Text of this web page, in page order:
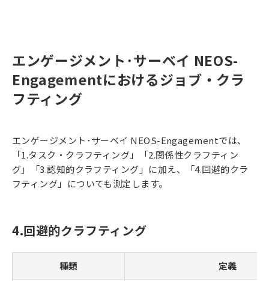
エンゲージメント･サーベイ NEOS-
Engagementにおけるジョブ・クラ
フティング
エンゲージメント･サーベイ NEOS-Engagementでは、
「1.タスク・クラフティング」「2.関係性クラフティン
グ」「3.認知的クラフティング」に加え、「4.回避的クラ
フティング」についても測定します。
4.回避的クラフティング
種類 定義